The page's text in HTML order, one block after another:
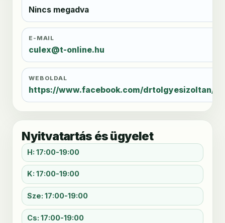
Nincs megadva
E-MAIL
culex@t-online.hu
WEBOLDAL
https://www.facebook.com/drtolgyesizoltan/
Nyitvatartás és ügyelet
H: 17:00-19:00
K: 17:00-19:00
Sze: 17:00-19:00
Cs: 17:00-19:00